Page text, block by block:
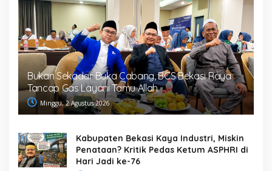
Bukan Sekadar Buka Cabang, BCS Bekasi Raya
Tancap Gas Layani Tamu Allah
Minggu, 2 Agustus 2026
Kabupaten Bekasi Kaya Industri, Miskin
Penataan? Kritik Pedas Ketum ASPHRI di
Hari Jadi ke-76